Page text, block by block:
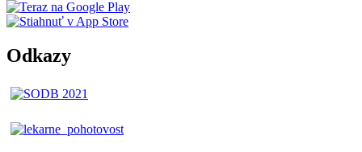
Odkazy